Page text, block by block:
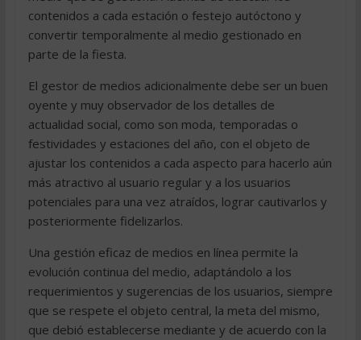
contenidos a cada estación o festejo autóctono y
convertir temporalmente al medio gestionado en
parte de la fiesta.
El gestor de medios adicionalmente debe ser un buen
oyente y muy observador de los detalles de
actualidad social, como son moda, temporadas o
festividades y estaciones del año, con el objeto de
ajustar los contenidos a cada aspecto para hacerlo aún
más atractivo al usuario regular y a los usuarios
potenciales para una vez atraídos, lograr cautivarlos y
posteriormente fidelizarlos.
Una gestión eficaz de medios en línea permite la
evolución continua del medio, adaptándolo a los
requerimientos y sugerencias de los usuarios, siempre
que se respete el objeto central, la meta del mismo,
que debió establecerse mediante y de acuerdo con la